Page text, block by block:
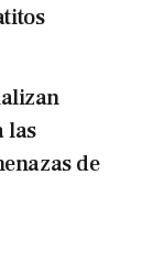
las
de